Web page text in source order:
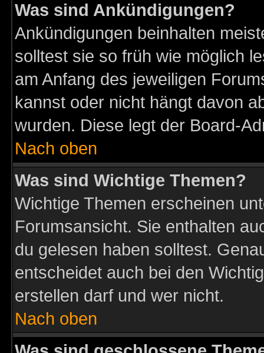
Was sind Ankündigungen?
Ankündigungen beinhalten
solltest sie so früh wie möglich
am Anfang des jeweiligen
kannst oder nicht hängt davon
wurden. Diese legt der Board-
Nach oben
Was sind Wichtige Themen?
Wichtige Themen erscheinen
Forumsansicht. Sie enthalten
du gelesen haben solltest.
entscheidet auch bei den
erstellen darf und wer nicht.
Nach oben